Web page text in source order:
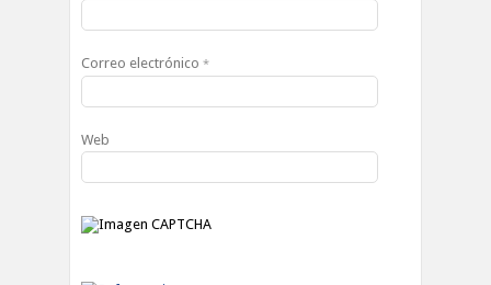
Correo electrónico *
Web